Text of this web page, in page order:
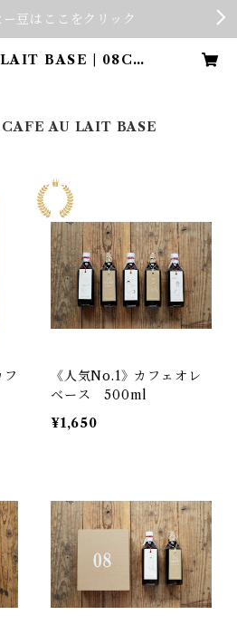
ー豆はここをクリック
BASE | 08CO
CAFE AU LAIT BASE
《人気No.1》カフェオレ
ベース 500ml
¥1,650